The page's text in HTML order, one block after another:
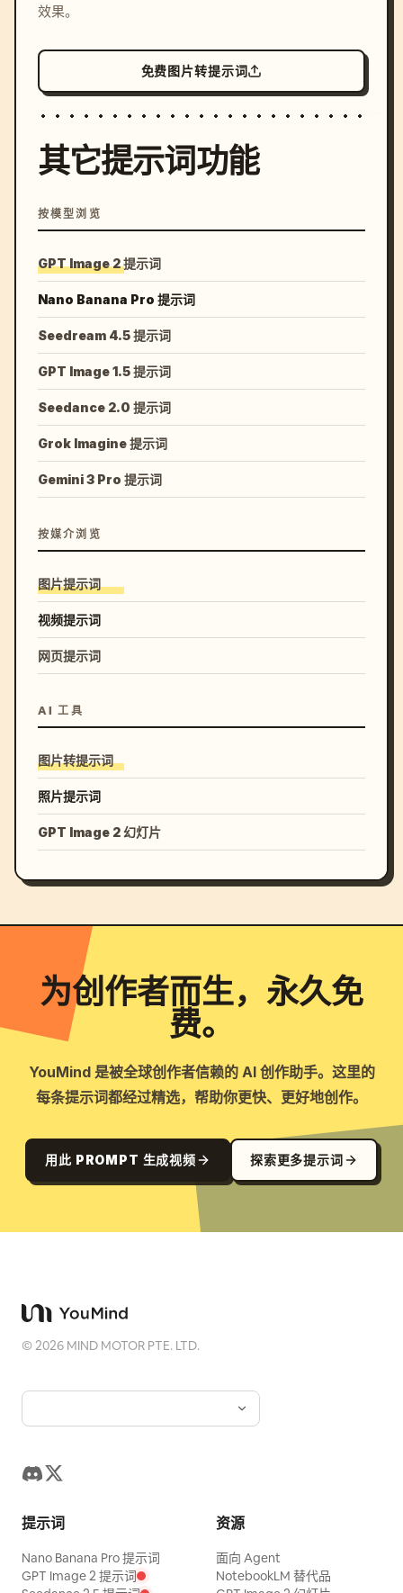
效果。
免费图片转提示词
其它提示词功能
按模型浏览
GPT Image 2 提示词
Nano Banana Pro 提示词
Seedream 4.5 提示词
GPT Image 1.5 提示词
Seedance 2.0 提示词
Grok Imagine 提示词
Gemini 3 Pro 提示词
按媒介浏览
图片提示词
视频提示词
网页提示词
AI 工具
图片转提示词
照片提示词
GPT Image 2 幻灯片
为创作者而生，永久免
费。
YouMind 是被全球创作者信赖的 AI 创作助手。这里的
每条提示词都经过精选，帮助你更快、更好地创作。
用此 PROMPT 生成视频 探索更多提示词
©2026 MIND MOTOR PTE. LTD.
提示词
Nano Banana Pro 提示词
GPT Image 2 提示词
资源
面向 Agent
NotebookLM 替代品